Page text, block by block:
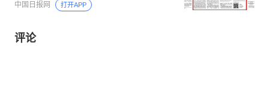
中国日报网 打开APP
评论